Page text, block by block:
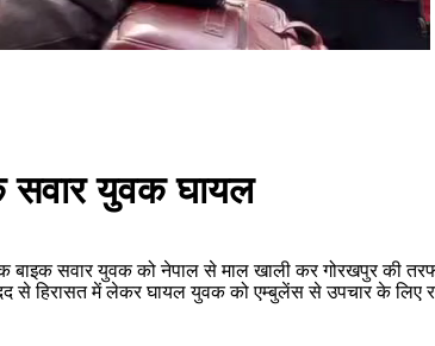
सवार युवक घायल
एक बाइक सवार युवक को नेपाल से माल खाली कर गोरखपुर
से हिरासत में लेकर घायल युवक को एम्बुलेंस से उपचार के लिए